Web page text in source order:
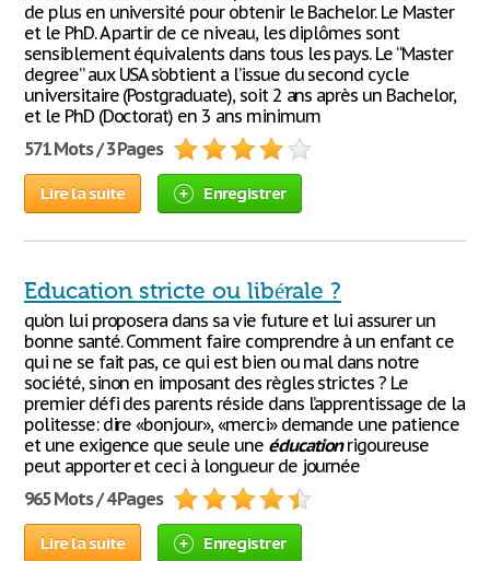
de plus en université pour obtenir le Bachelor. Le Master
et le PhD. A partir de ce niveau, les diplômes sont
sensiblement équivalents dans tous les pays. Le “Master
degree” aux USA s’obtient a l’issue du second cycle
universitaire (Postgraduate), soit 2 ans après un Bachelor,
et le PhD (Doctorat) en 3 ans minimum
571 Mots / 3 Pages
Lire la suite Enregistrer
Education stricte ou libérale ?
qu’on lui proposera dans sa vie future et lui assurer un
bonne santé. Comment faire comprendre à un enfant ce
qui ne se fait pas, ce qui est bien ou mal dans notre
société, sinon en imposant des règles strictes ? Le
premier défi des parents réside dans l’apprentissage de la
politesse: dire «bonjour», «merci» demande une patience
et une exigence que seule une éducationrigoureuse
peut apporter et ceci à longueur de journée
965 Mots / 4 Pages
Lire la suite Enregistrer